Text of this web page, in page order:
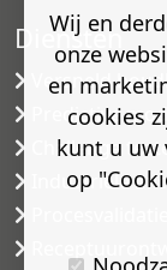
Diensten
Versneld
Predictive
Challenge
Industriële
Wij en
onze
en
cookies
kunt u uw
op